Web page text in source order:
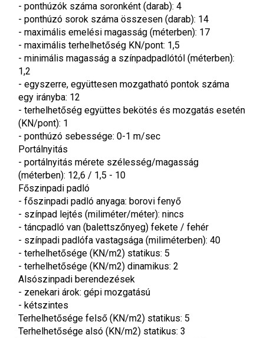
- ponthúzók száma soronként (darab): 4
- ponthúzó sorok száma összesen (darab): 14
- maximális emelési magasság (méterben): 17
- maximális terhelhetőség KN/pont: 1,5
- minimális magasság a színpadpadlótól (méterben):
1,2
- egyszerre, együttesen mozgatható pontok száma
egy irányba: 12
- terhelhetőség együttes bekötés és mozgatás esetén
(KN/pont): 1
- ponthúzó sebessége: 0-1 m/sec
Portálnyitás
- portálnyitás mérete szélesség/magasság
(méterben): 12,6 / 1,5 - 10
Főszinpadi padló
- főszinpadi padló anyaga: borovi fenyő
- színpad lejtés (miliméter/méter): nincs
- táncpadló van (balettszőnyeg) fekete / fehér
- színpadi padlófa vastagsága (miliméterben): 40
- terhelhetősége (KN/m2) statikus: 5
- terhelhetősége (KN/m2) dinamikus: 2
Alsószinpadi berendezések
- zenekari árok: gépi mozgatású
- kétszintes
Terhelhetősége felső (KN/m2) statikus: 5
Terhelhetősége alsó (KN/m2) statikus: 3